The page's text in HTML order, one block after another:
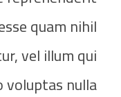
quam nihil
vel illum qui
voluptas nulla